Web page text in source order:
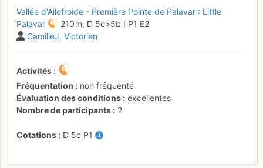
Vallée d'Ailefroide - Première Pointe de Palavar : Little
Palavar
210 m, D 5c>5b I P1 E2
CamilleJ Victorien
Activités
Fréquentation
non fréquenté
Évaluation des conditions
excellentes
Nombre de participants
2
Cotations D 5c P1